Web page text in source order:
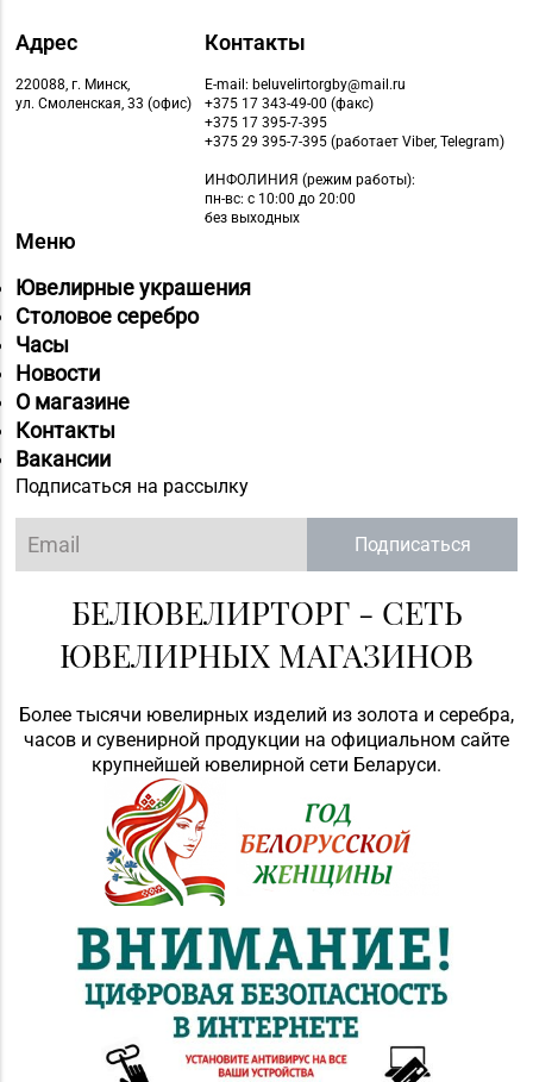
Адрес
220088, г. Минск,
ул. Смоленская, 33 (офис)
Контакты
E-mail: beluvelirtorgby@mail.ru
+375 17 343-49-00 (факс)
+375 17 395-7-395
+375 29 395-7-395 (работает Viber, Telegram)
ИНФОЛИНИЯ (режим работы):
пн-вс: с 10:00 до 20:00
без выходных
Меню
Ювелирные украшения
Столовое серебро
Часы
Новости
О магазине
Контакты
Вакансии
Подписаться на рассылку
Подписаться
БЕЛЮВЕЛИРТОРГ - СЕТЬ
ЮВЕЛИРНЫХ МАГАЗИНОВ
Более тысячи ювелирных изделий из золота и серебра,
часов и сувенирной продукции на официальном сайте
крупнейшей ювелирной сети Беларуси.